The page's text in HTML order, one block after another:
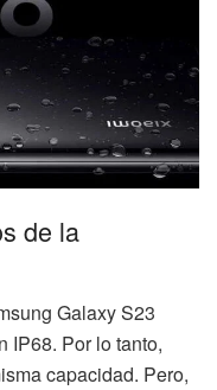
de la
Galaxy S23
IP68. Por lo tanto,
capacidad. Pero,